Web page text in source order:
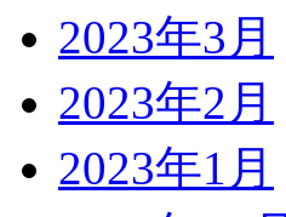
2023年3月
2023年2月
2023年1月